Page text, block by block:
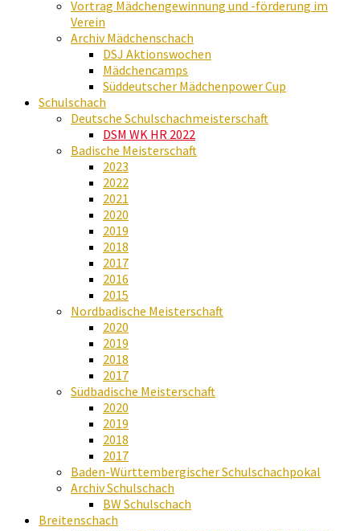
Vortrag Mädchengewinnung und -förderung im
Verein
Archiv Mädchenschach
DSJ Aktionswochen
Mädchencamps
Süddeutscher Mädchenpower Cup
Schulschach
Deutsche Schulschachmeisterschaft
DSM WK HR 2022
Badische Meisterschaft
2023
2022
2021
2020
2019
2018
2017
2016
2015
Nordbadische Meisterschaft
2020
2019
2018
2017
Südbadische Meisterschaft
2020
2019
2018
2017
Baden-Württembergischer Schulschachpokal
Archiv Schulschach
BW Schulschach
Breitenschach